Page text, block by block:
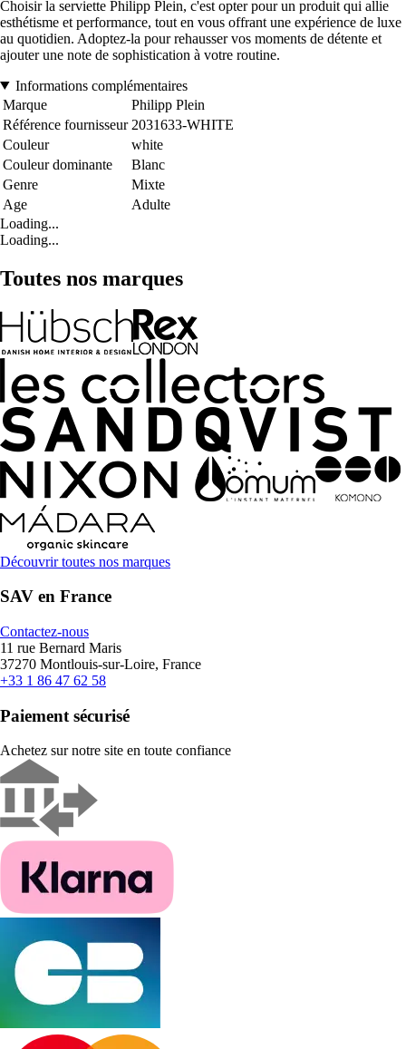
Choisir la serviette Philipp Plein, c'est opter pour un produit qui allie
esthétisme et performance, tout en vous offrant une expérience de luxe
au quotidien. Adoptez-la pour rehausser vos moments de détente et
ajouter une note de sophistication à votre routine.
Informations complémentaires
Marque
Philipp Plein
Référence fournisseur 2031633-WHITE
Couleur
white
Couleur dominante
Blanc
Genre
Mixte
Age
Adulte
Loading...
Loading...
Toutes nos marques
Découvrir toutes nos marques
SAV en France
Contactez-nous
11 rue Bernard Maris
37270 Montlouis-sur-Loire, France
+33 1 86 47 62 58
Paiement sécurisé
Achetez sur notre site en toute confiance